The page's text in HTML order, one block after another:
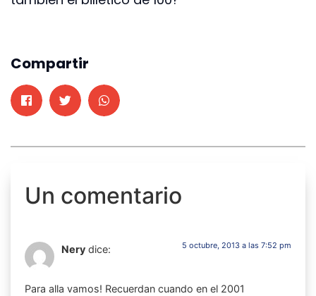
Compartir
Un comentario
Nery dice: 5 octubre, 2013 a las 7:52 pm
Para alla vamos! Recuerdan cuando en el 2001